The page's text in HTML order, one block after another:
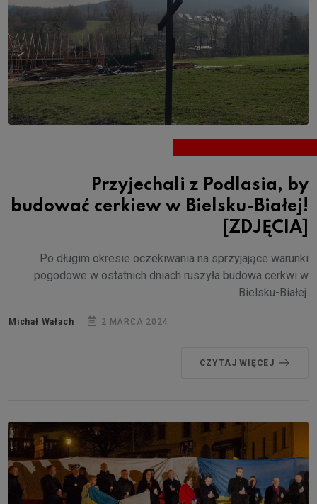
Przyjechali z Podlasia, by
budować cerkiew w Bielsku-Białej!
[ZDJĘCIA]
Po długim okresie oczekiwania na sprzyjające warunki
pogodowe w ostatnich dniach ruszyła budowa cerkwi w
Bielsku-Białej.
Michał Wałach 2 MARCA 2024
CZYTAJ WIĘCEJ